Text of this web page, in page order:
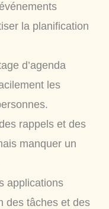
la planification
d’agenda
les
rappels et des
manquer un
applications
des tâches et des